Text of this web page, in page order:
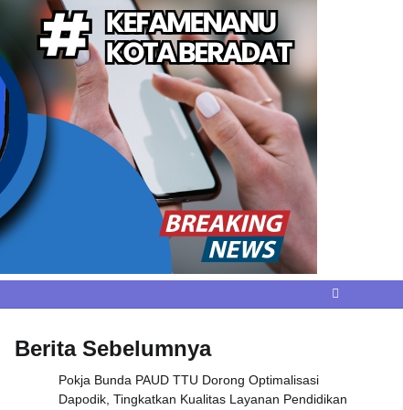
Berita Sebelumnya
Pokja Bunda PAUD TTU Dorong Optimalisasi
Dapodik, Tingkatkan Kualitas Layanan Pendidikan